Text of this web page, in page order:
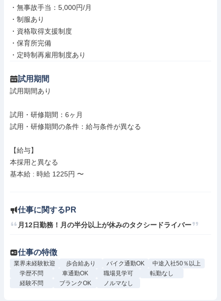
・無事故手当：5,000円/月
・制服あり
・資格取得支援制度
・保育所完備
・定時制再雇用制度あり
試用期間
試用期間あり
試用・研修期間：6ヶ月
試用・研修期間の条件：給与条件が異なる
【給与】
本採用と異なる
基本給 : 時給 1225円 〜
仕事に関するPR
⽉12⽇勤務！月の半分以上が休みのタクシードライバー
仕事の特徴
業界未経験歓迎 歩合給あり バイク通勤OK
中途入社50％以上
学歴不問
車通勤OK 職場見学可
転勤なし
経験不問
ブランクOK ノルマなし